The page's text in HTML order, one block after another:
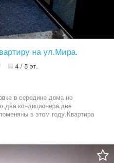
на ул.Мира.
4 / 5 эт.
в середине дома не
кондиционера,две
в этом году.Квартира